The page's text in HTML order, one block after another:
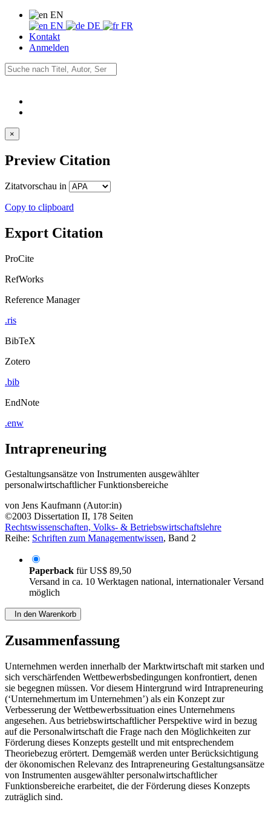
EN
EN
DE
FR
Kontakt
Anmelden
×
Preview Citation
Zitatvorschau in
Copy to clipboard
Export Citation
ProCite
RefWorks
Reference Manager
.ris
BibTeX
Zotero
.bib
EndNote
.enw
Intrapreneuring
Gestaltungsansätze von Instrumenten ausgewählter
personalwirtschaftlicher Funktionsbereiche
von Jens Kaufmann (Autor:in)
©2003 Dissertation II, 178 Seiten
Rechtswissenschaften, Volks- & Betriebswirtschaftslehre
Reihe: Schriften zum Managementwissen, Band 2
Paperback fürUS$ 89,50
Versand in ca. 10 Werktagen national, internationaler Versand
möglich
In den Warenkorb
Zusammenfassung
Unternehmen werden innerhalb der Marktwirtschaft mit starken und
sich verschärfenden Wettbewerbsbedingungen konfrontiert, denen
sie begegnen müssen. Vor diesem Hintergrund wird Intrapreneuring
(‘Unternehmertum im Unternehmen’) als ein Konzept zur
Verbesserung der Wettbewerbssituation eines Unternehmens
angesehen. Aus betriebswirtschaftlicher Perspektive wird in bezug
auf die Personalwirtschaft die Frage nach den Möglichkeiten zur
Förderung dieses Konzepts gestellt und mit entsprechendem
Theoriebezug erörtert. Demgemäß werden unter Berücksichtigung
der ökonomischen Relevanz des Intrapreneuring Gestaltungsansätze
von Instrumenten ausgewählter personalwirtschaftlicher
Funktionsbereiche erarbeitet, die der Förderung dieses Konzepts
zuträglich sind.